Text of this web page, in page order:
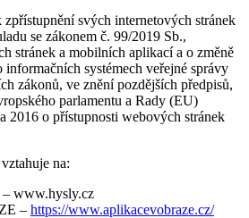
svých internetových stránek
se zákonem č. 99/2019 Sb.,
stránek a mobilních aplikací a o změně
informačních systémech veřejné správy
zákonů, ve znění pozdějších předpisů,
parlamentu a Rady (EU)
2016 o přístupnosti webových stránek
na:
– www.hysly.cz
– https://www.aplikacevobraze.cz/